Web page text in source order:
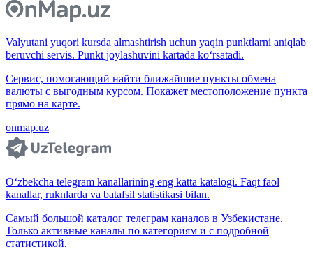
Valyutani yuqori kursda almashtirish uchun yaqin punktlarni aniqlab
beruvchi servis. Punkt joylashuvini kartada ko‘rsatadi.
Сервис, помогающий найти ближайшие пункты обмена
валюты с выгодным курсом. Покажет местоположение пункта
прямо на карте.
onmap.uz
O‘zbekcha telegram kanallarining eng katta katalogi. Faqt faol
kanallar, ruknlarda va batafsil statistikasi bilan.
Самый большой каталог телеграм каналов в Узбекистане.
Только активные каналы по категориям и с подробной
статистикой.